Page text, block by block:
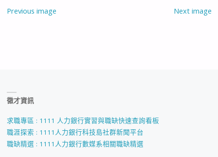
Previous image Next image
徵才資訊
求職專區 : 1111 人力銀行實習與職缺快速查詢看板
職涯探索 : 1111人力銀行科技島社群新聞平台
職缺精選 : 1111人力銀行數媒系相關職缺精選